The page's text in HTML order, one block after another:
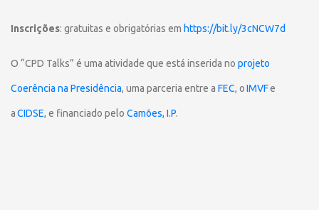
Inscrições: gratuitas e obrigatórias em https://bit.ly/3cNCW7d
O “CPD Talks” é uma atividade que está inserida no projeto
Coerência na Presidência, uma parceria entre a FEC, oIMVFe
aCIDSE, e financiado pelo Camões, I.P.